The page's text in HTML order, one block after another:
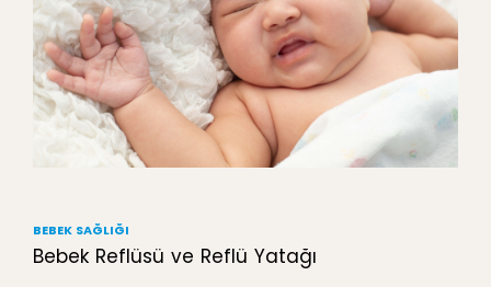
BEBEK SAĞLIĞI
Bebek Reflüsü ve Reflü Yatağı